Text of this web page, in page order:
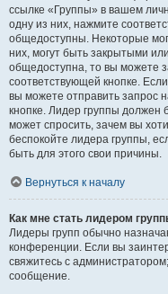
ссылке «Группы» в вашем
одну из них, нажмите
общедоступны. Некоторые
них, могут быть закрытыми
общедоступна, то вы можете
соответствующей кнопке.
вы можете отправить запрос
кнопке. Лидер группы должен
может спросить, зачем вы
беспокойте лидера группы,
быть для этого свои причины.
Вернуться к началу
Как мне стать лидером
Лидеры групп обычно
конференции. Если вы
свяжитесь с
сообщение.